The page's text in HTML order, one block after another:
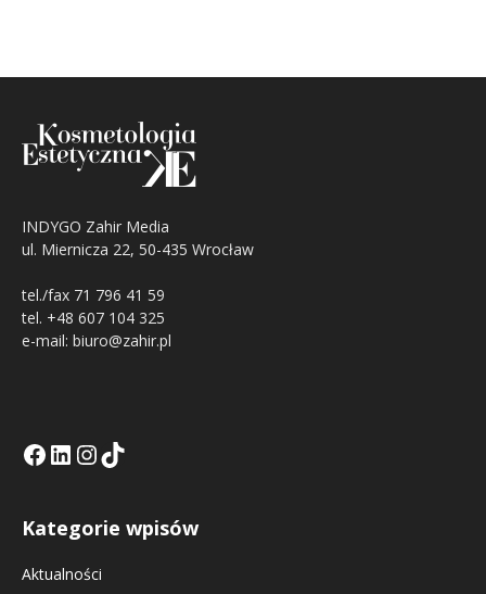
INDYGO Zahir Media
ul. Miernicza 22, 50-435 Wrocław
tel./fax 71 796 41 59
tel. +48 607 104 325
e-mail: biuro@zahir.pl
Facebook
LinkedIn
Tik Tok KEInstagramm KE
Kategorie wpisów
Aktualności